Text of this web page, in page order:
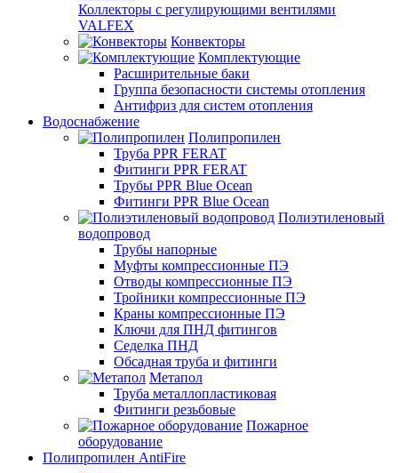
Коллекторы с регулирующими вентилями
VALFEX
Конвекторы
Комплектующие
Расширительные баки
Группа безопасности системы отопления
Антифриз для систем отопления
Водоснабжение
Полипропилен
Труба PPR FERAT
Фитинги PPR FERAT
Трубы PPR Blue Ocean
Фитинги PPR Blue Ocean
Полиэтиленовый
водопровод
Трубы напорные
Муфты компрессионные ПЭ
Отводы компрессионные ПЭ
Тройники компрессионные ПЭ
Краны компрессионные ПЭ
Ключи для ПНД фитингов
Седелка ПНД
Обсадная труба и фитинги
Метапол
Труба металлопластиковая
Фитинги резьбовые
Пожарное
оборудование
Полипропилен AntiFire